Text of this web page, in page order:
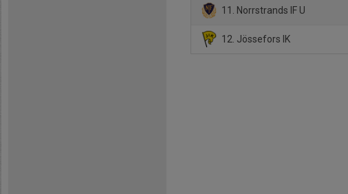
11. Norrstrands IF U
12. Jössefors IK